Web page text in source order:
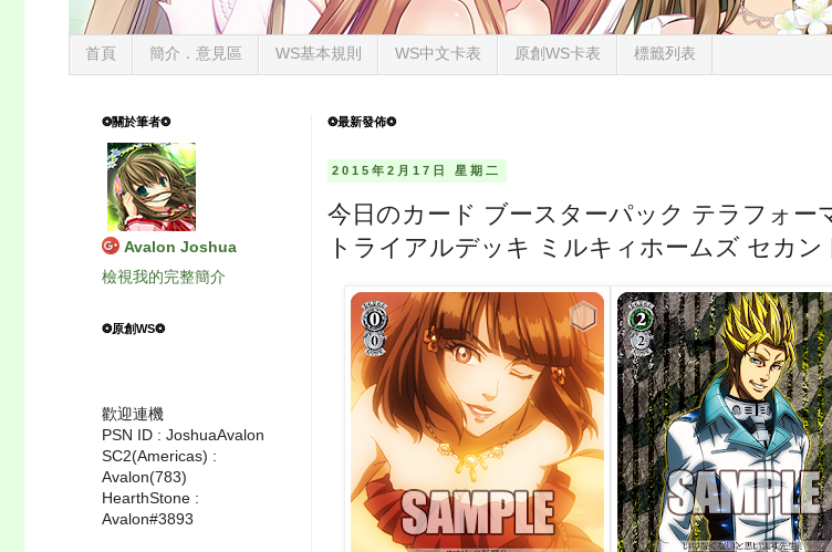
首頁 簡介．意見區 WS基本規則 WS中文卡表 原創WS卡表 標籤列表
❂最新發佈❂
2015年2月17日 星期二
今日のカード ブースターパック テラフォー
トライアルデッキ ミルキィホームズ セカ
❂關於筆者❂
Avalon Joshua
檢視我的完整簡介
❂原創WS❂
歡迎連機
PSN ID : JoshuaAvalon
SC2(Americas) :
Avalon(783)
HearthStone :
Avalon#3893